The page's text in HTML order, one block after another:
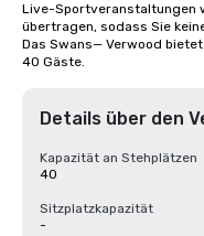
Live-Sportveranstaltungen
übertragen, sodass Sie
Das Swans— Verwood
40 Gäste.
Details über den
Kapazität an Stehplätzen
40
Sitzplatzkapazität
-